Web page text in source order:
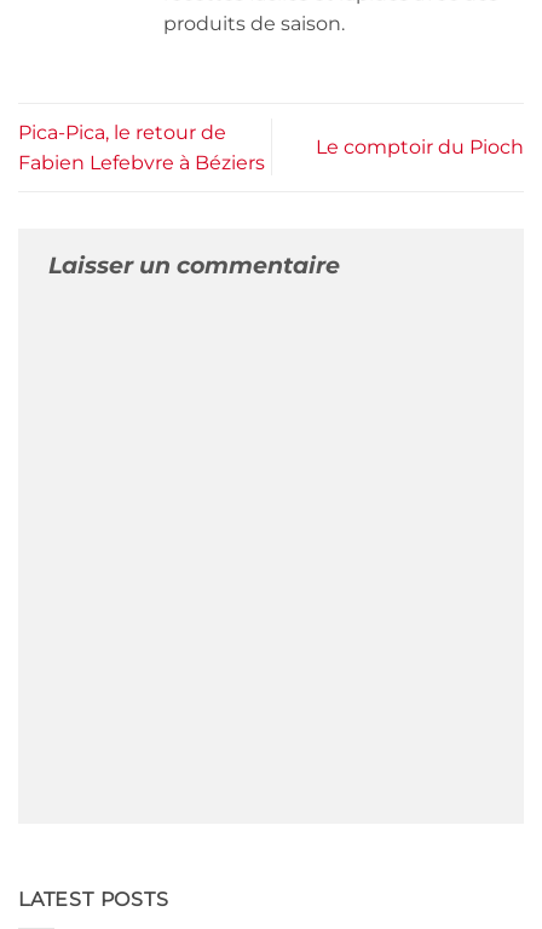
produits de saison.
Pica-Pica, le retour de
Fabien Lefebvre à Béziers
Le comptoir du Pioch
Laisser un commentaire
LATEST POSTS